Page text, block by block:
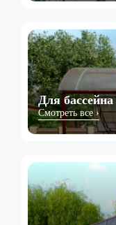
Для бассейна
Смотреть все ›